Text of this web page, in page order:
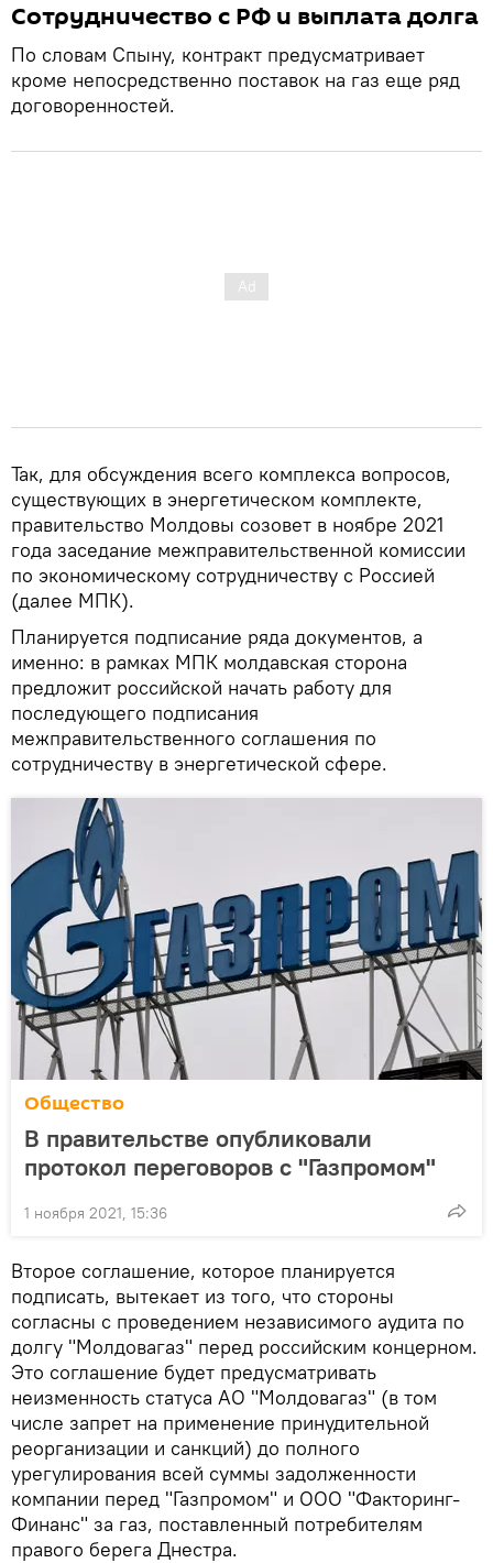
Сотрудничество с РФ и выплата долга
По словам Спыну, контракт предусматривает
кроме непосредственно поставок на газ еще ряд
договоренностей.
Так, для обсуждения всего комплекса вопросов,
существующих в энергетическом комплекте,
правительство Молдовы созовет в ноябре 2021
года заседание межправительственной комиссии
по экономическому сотрудничеству с Россией
(далее МПК).
Планируется подписание ряда документов, а
именно: в рамках МПК молдавская сторона
предложит российской начать работу для
последующего подписания
межправительственного соглашения по
сотрудничеству в энергетической сфере.
Общество
В правительстве опубликовали
протокол переговоров с "Газпромом"
1 ноября 2021, 15:36
Второе соглашение, которое планируется
подписать, вытекает из того, что стороны
согласны с проведением независимого аудита по
долгу "Молдовагаз" перед российским концерном.
Это соглашение будет предусматривать
неизменность статуса АО "Молдовагаз" (в том
числе запрет на применение принудительной
реорганизации и санкций) до полного
урегулирования всей суммы задолженности
компании перед "Газпромом" и ООО "Факторинг-
Финанс" за газ, поставленный потребителям
правого берега Днестра.